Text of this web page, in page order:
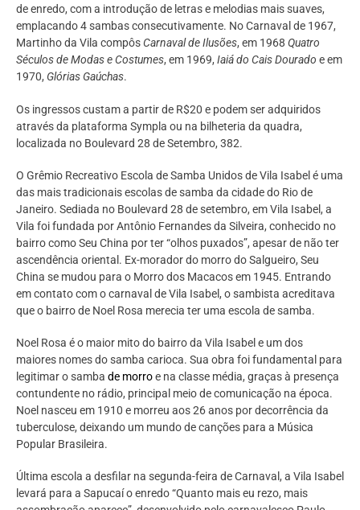
de enredo, com a introdução de letras e melodias mais suaves,
emplacando 4 sambas consecutivamente. No Carnaval de 1967,
Martinho da Vila compôsCarnaval de Ilusões, em 1968 Quatro
Séculos de Modas e Costumes, em 1969, Iaiá do Cais Dourado e em
1970, Glórias Gaúchas.
Os ingressos custam a partir de R$20 e podem ser adquiridos
através da plataforma Sympla ou na bilheteria da quadra,
localizada no Boulevard 28 de Setembro, 382.
O Grêmio Recreativo Escola de Samba Unidos de Vila Isabel é uma
das mais tradicionais escolas de samba da cidade do Rio de
Janeiro. Sediada no Boulevard 28 de setembro, em Vila Isabel, a
Vila foi fundada por Antônio Fernandes da Silveira, conhecido no
bairro como Seu China por ter “olhos puxados”, apesar de não ter
ascendência oriental. Ex-morador do morro do Salgueiro, Seu
China se mudou para o Morro dos Macacos em 1945. Entrando
em contato com o carnaval de Vila Isabel, o sambista acreditava
que o bairro de Noel Rosa merecia ter uma escola de samba.
Noel Rosa é o maior mito do bairro da Vila Isabel e um dos
maiores nomes do samba carioca. Sua obra foi fundamental para
legitimar o samba de morroe na classe média, graças à presença
contundente no rádio, principal meio de comunicação na época.
Noel nasceu em 1910 e morreu aos 26 anos por decorrência da
tuberculose, deixando um mundo de canções para a Música
Popular Brasileira.
Última escola a desfilar na segunda-feira de Carnaval, a Vila Isabel
levará para a Sapucaí o enredo “Quanto mais eu rezo, mais